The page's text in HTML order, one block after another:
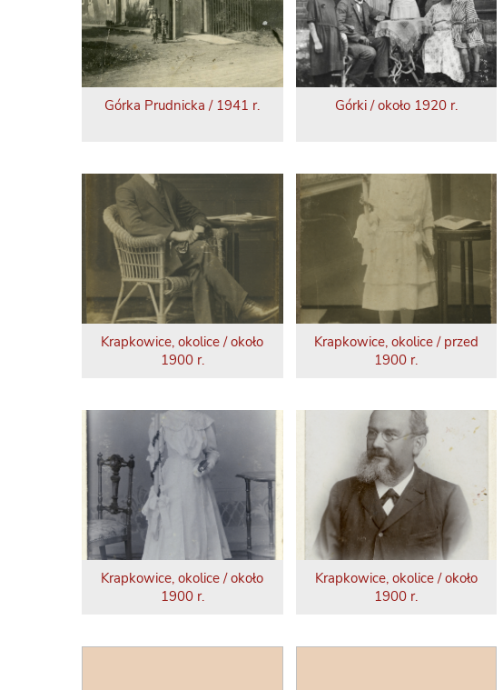
Górka Prudnicka / 1941 r. Górki / około 1920 r.
Krapkowice, okolice / około
1900 r.
Krapkowice, okolice / przed
1900 r.
Krapkowice, okolice / około
1900 r.
Krapkowice, okolice / około
1900 r.